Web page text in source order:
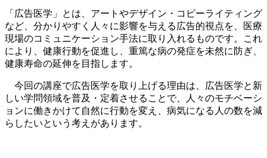
「広告医学」とは、アートやデザイン・コピーライティング
など、分かりやすく人々に影響を与える広告的視点を、医療
現場のコミュニケーション手法に取り入れるものです。これ
により、健康行動を促進し、重篤な病の発症を未然に防ぎ、
健康寿命の延伸を目指します。
今回の講座で広告医学を取り上げる理由は、広告医学と新
しい学問領域を普及・定着させることで、人々のモチベーシ
ョンに働きかけて自然に行動を変え、病気になる人の数を減
らしたいという考えがあります。